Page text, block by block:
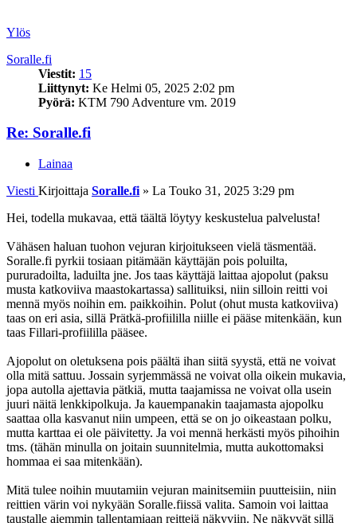
Ylös
Soralle.fi
Viestit: 15
Liittynyt: Ke Helmi 05, 2025 2:02 pm
Pyörä: KTM 790 Adventure vm. 2019
Re: Soralle.fi
Lainaa
Viesti Kirjoittaja Soralle.fi » La Touko 31, 2025 3:29 pm
Hei, todella mukavaa, että täältä löytyy keskustelua palvelusta!
Vähäsen haluan tuohon vejuran kirjoitukseen vielä täsmentää.
Soralle.fi pyrkii tosiaan pitämään käyttäjän pois poluilta,
pururadoilta, laduilta jne. Jos taas käyttäjä laittaa ajopolut (paksu
musta katkoviiva maastokartassa) sallituiksi, niin silloin reitti voi
mennä myös noihin em. paikkoihin. Polut (ohut musta katkoviiva)
taas on eri asia, sillä Prätkä-profiililla niille ei pääse mitenkään, kun
taas Fillari-profiililla pääsee.
Ajopolut on oletuksena pois päältä ihan siitä syystä, että ne voivat
olla mitä sattuu. Jossain syrjemmässä ne voivat olla oikein mukavia,
jopa autolla ajettavia pätkiä, mutta taajamissa ne voivat olla usein
juuri näitä lenkkipolkuja. Ja kauempanakin taajamasta ajopolku
saattaa olla kasvanut niin umpeen, että se on jo oikeastaan polku,
mutta karttaa ei ole päivitetty. Ja voi mennä herkästi myös pihoihin
tms. (tähän minulla on joitain suunnitelmia, mutta aukottomaksi
hommaa ei saa mitenkään).
Mitä tulee noihin muutamiin vejuran mainitsemiin puutteisiin, niin
reittien värin voi nykyään Soralle.fiissä valita. Samoin voi laittaa
taustalle aiemmin tallentamiaan reittejä näkyviin. Ne näkyvät sillä